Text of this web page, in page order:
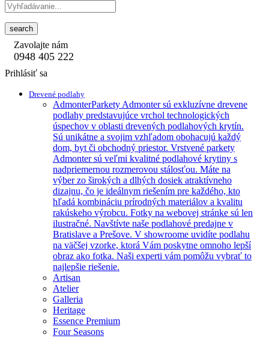
search
Zavolajte nám
0948 405 222
Prihlásiť sa
Drevené podlahy
AdmonterParkety Admonter sú exkluzívne drevene
podlahy predstavujúce vrchol technologických
úspechov v oblasti drevených podlahových krytín.
Sú unikátne a svojim vzhľadom obohacujú každý
dom, byt či obchodný priestor. Vrstvené parkety
Admonter sú veľmi kvalitné podlahové krytiny s
nadpriemernou rozmerovou stálosťou. Máte na
výber zo širokých a dlhých dosiek atraktívneho
dizajnu, čo je ideálnym riešením pre každého, kto
hľadá kombináciu prírodných materiálov a kvalitu
rakúskeho výrobcu. Fotky na webovej stránke sú len
ilustračné. Navštívte naše podlahové predajne v
Bratislave a Prešove. V showroome uvidíte podlahu
na väčšej vzorke, ktorá Vám poskytne omnoho lepší
obraz ako fotka. Naši experti vám pomôžu vybrať to
najlepšie riešenie.
Artisan
Atelier
Galleria
Heritage
Essence Premium
Four Seasons